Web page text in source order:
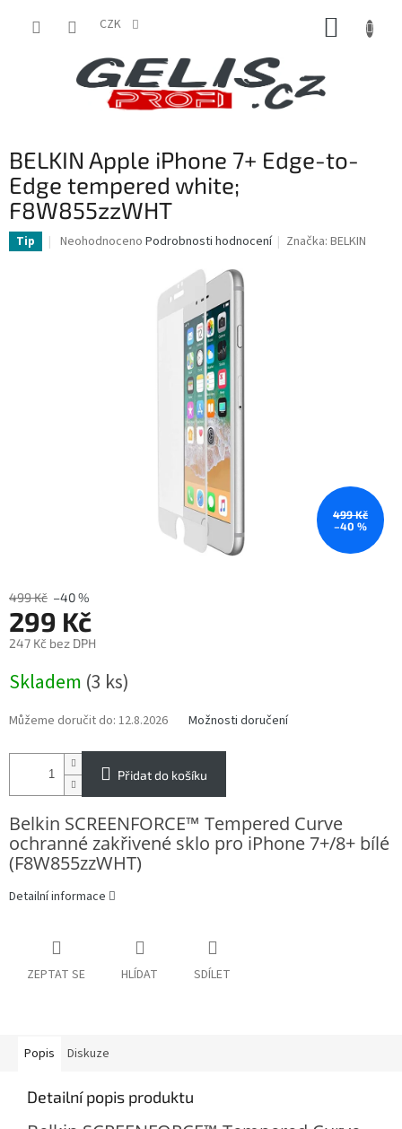
CZK
BELKIN Apple iPhone 7+ Edge-to-
Edge tempered white;
F8W855zzWHT
Tip
Průměrné
Neohodnoceno Podrobnosti hodnocení Značka:BELKIN
499 Kč
–40 %
499 Kč –40 %
299 Kč
247 Kč bez DPH
cena:
Skladem (3 ks)
Můžeme doručit do: 12.8.2026 Možnosti doručení
Přidat do košíku
Belkin SCREENFORCE™ Tempered Curve
ochranné zakřivené sklo pro iPhone 7+/8+ bílé
(F8W855zzWHT)
Detailní informace
ZEPTAT SE HLÍDAT SDÍLET
Popis Diskuze
Detailní popis produktu